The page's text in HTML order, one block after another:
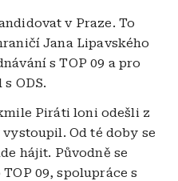
v Praze. To
Jana Lipavského
s TOP 09 a pro
ODS.
Piráti loni odešli z
Od té doby se
hájit. Původně se
09, spolupráce s